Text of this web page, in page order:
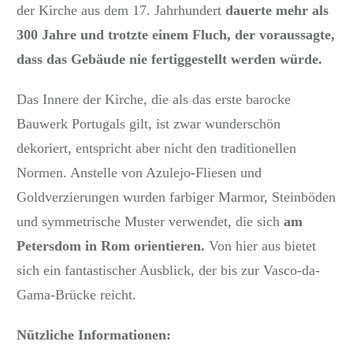
der Kirche aus dem 17. Jahrhundert dauerte mehr als
300 Jahre und trotzte einem Fluch, der voraussagte,
dass das Gebäude nie fertiggestellt werden würde.
Das Innere der Kirche, die als das erste barocke
Bauwerk Portugals gilt, ist zwar wunderschön
dekoriert, entspricht aber nicht den traditionellen
Normen. Anstelle von Azulejo-Fliesen und
Goldverzierungen wurden farbiger Marmor, Steinböden
und symmetrische Muster verwendet, die sich am
Petersdom in Rom orientieren. Von hier aus bietet
sich ein fantastischer Ausblick, der bis zur Vasco-da-
Gama-Brücke reicht.
Nützliche Informationen: